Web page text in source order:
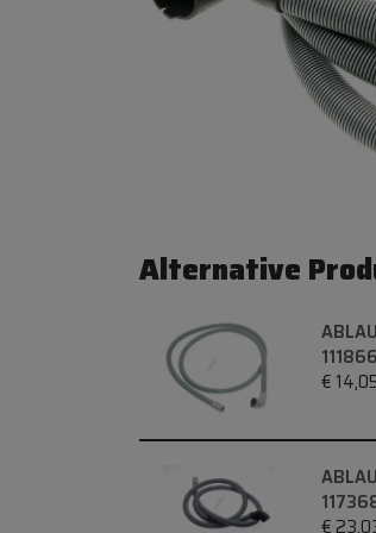
Alternative
€
€